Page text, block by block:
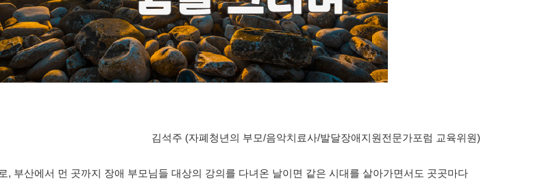
김석주 (자폐청년의 부모/음악치료사/발달장애지원전문가포럼 교육위원)
, 부산에서 먼 곳까지 장애 부모님들 대상의 강의를 다녀온 날이면 같은 시대를 살아가면서도 곳곳마다